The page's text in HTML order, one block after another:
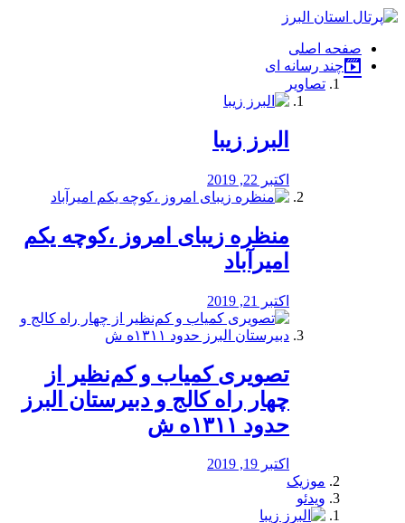
فصد
شرق
تهران
خشکشویی
صفحه اصلی
چند رسانه ای
تصاویر
البرز زیبا
اکتبر 22, 2019
منظره‌‌ زیبای امروز ،کوچه یکم
امیرآباد
اکتبر 21, 2019
️تصویری کمیاب و کم‌نظیر از
چهار راه كالج و دبيرستان البرز
حدود ۱۳۱۱ه ش
اکتبر 19, 2019
موزیک
ویدئو